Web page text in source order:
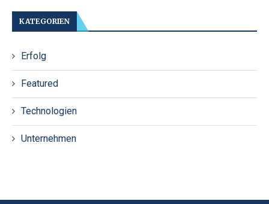
KATEGORIEN
Erfolg
Featured
Technologien
Unternehmen